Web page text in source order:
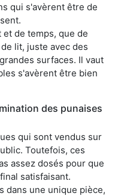
qui s'avèrent être de
de temps, que de
lit, juste avec des
surfaces. Il vaut
s'avèrent être bien
des punaises
qui sont vendus sur
Toutefois, ces
assez dosés pour que
satisfaisant.
dans une unique pièce,